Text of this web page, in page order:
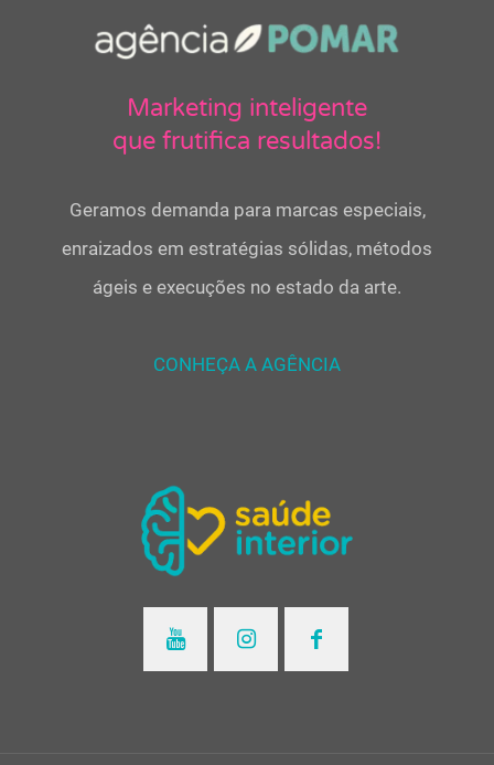
Marketing inteligente
que frutifica resultados!
Geramos demanda para marcas especiais,
enraizados em estratégias sólidas, métodos
ágeis e execuções no estado da arte.
CONHEÇA A AGÊNCIA